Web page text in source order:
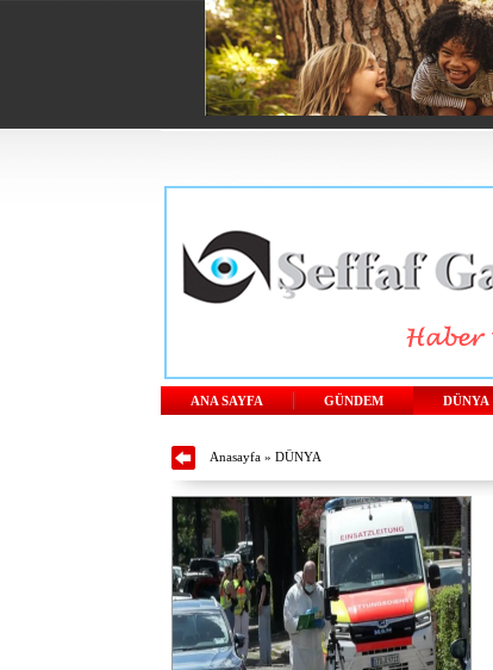
ANA SAYFA GÜNDEM DÜNYA
Anasayfa» DÜNYA